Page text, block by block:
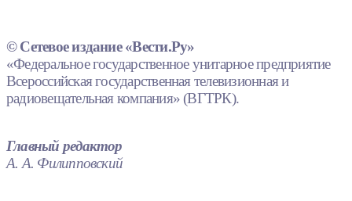
© Сетевое издание «Вести.Ру»
«Федеральное государственное унитарное предприятие
Всероссийская государственная телевизионная и
радиовещательная компания» (ВГТРК).
Главный редактор
А. А. Филипповский